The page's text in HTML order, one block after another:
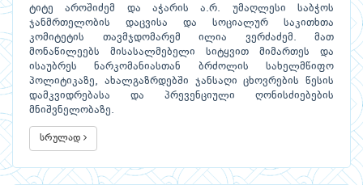
ტიტე აროშიძემ და აჭარის ა.რ. უმაღლესი საბჭოს
ჯანმრთელობის დაცვისა და სოციალურ საკითხთა
კომიტეტის თავმჯდომარემ ილია ვერძაძემ. მათ
მონაწილეებს მისასალმებელი სიტყვით მიმართეს და
ისაუბრეს ნარკომანიასთან ბრძოლის სახელმწიფო
პოლიტიკაზე, ახალგაზრდებში ჯანსაღი ცხოვრების წესის
დამკვიდრებასა და პრევენციული ღონისძიებების
მნიშვნელობაზე.
სრულად